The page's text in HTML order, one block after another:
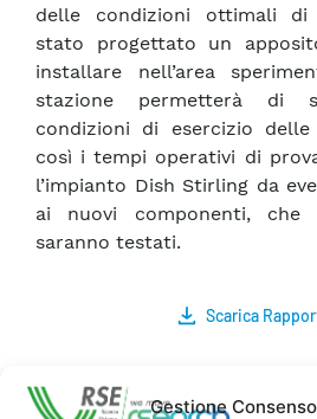
Gestione
delle condizioni ottimali di
stato progettato un
installare nell’area
stazione permetterà di
condizioni di esercizio
così i tempi operativi di
l’impianto Dish Stirling da
ai nuovi componenti,
saranno testati.
Scarica
Commenti